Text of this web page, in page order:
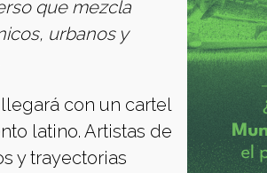
que mezcla
urbanos y
con un cartel
latino. Artistas de
y trayectorias